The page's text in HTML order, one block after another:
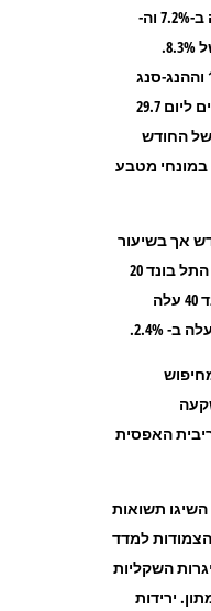
ב-9.6%, ה-CAC הצרפתי עלה ב-7.2% וה-
Eurostoxx 50 עלה בשיעור של 8.3%.
באסיה, הנייקי עלה ב- 1.6% וההנג-סנג
עלה ב-9.6%. (הנתונים נכונים ליום 29.7
החודש
במונחי מטבע
אך בשיעור
נמוך מזה של המניות. מדד התל בונד 20
עלה ב-2.4%, ומדד התל בונד 40 עלה
האפסית
תשואות
למדד
השקליות
ירידות